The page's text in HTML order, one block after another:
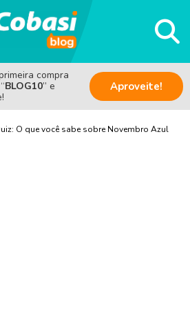
compra
BLOG10” e
Aproveite!
O que você sabe sobre Novembro Azul